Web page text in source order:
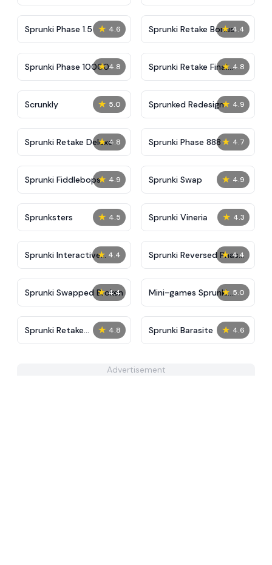
★ 4.6
Sprunki Phase 1.5 ★ 4.4
Sprunki Retake Bonus
★ 4.8
Sprunki Phase 10000 ★ 4.8
Sprunki Retake Final
Update
★ 5.0
Scrunkly ★ 4.9
Sprunked Redesign
★ 4.8
Sprunki Retake Deluxe ★ 4.7
Sprunki Phase 888
★ 4.9
Sprunki Fiddlebops ★ 4.9
Sprunki Swap
★ 4.5
Sprunksters ★ 4.3
Sprunki Vineria
★ 4.4
Sprunki Interactive
Tunner
★ 4.4
Sprunki Reversed Phase
3 Definitive
★ 4.4
Sprunki Swapped Broken ★ 5.0
Mini-games Sprunki:
Sounds & Relaxation
★ 4.8
Sprunki Retake
Crossword
★ 4.6
Sprunki Barasite
Advertisement